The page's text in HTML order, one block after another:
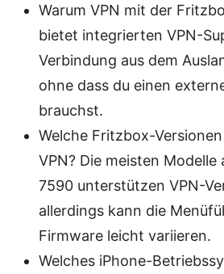
Warum VPN mit der
bietet integrierten VPN-
Verbindung aus dem
ohne dass du einen
brauchst.
Welche Fritzbox-
VPN? Die meisten
7590 unterstützen VPN-
allerdings kann die
Firmware leicht variieren.
Welches iPhone-